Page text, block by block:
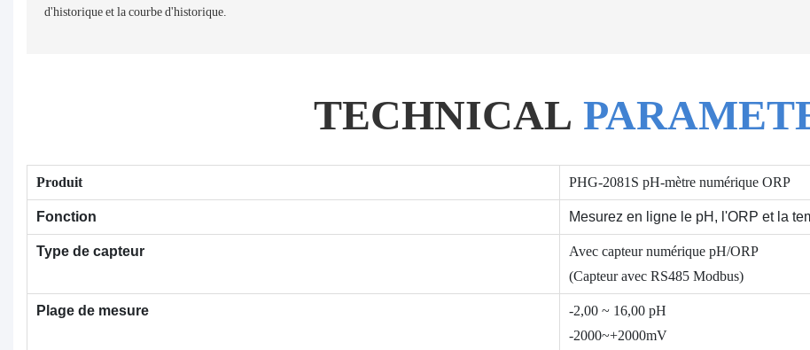
d'historique et la courbe d'historique.
TECHNICAL
Produit PHG-2081S pH-mètre numérique ORP
Fonction Mesurez en ligne le pH, l'ORP et la
Type de capteur
Avec capteur numérique pH/ORP
(Capteur avec RS485 Modbus)
Plage de mesure
-2,00 ~ 16,00 pH
-2000~+2000mV